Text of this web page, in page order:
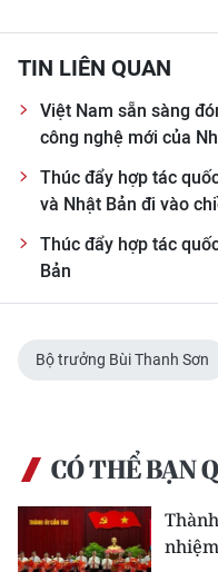
TIN LIÊN QUAN
Việt Nam sẵn sàng
công nghệ mới của
Thúc đẩy hợp tác
và Nhật Bản đi vào
Thúc đẩy hợp tác
Bản
Bộ trưởng Bùi Thanh Sơn
CÓ THỂ BẠN